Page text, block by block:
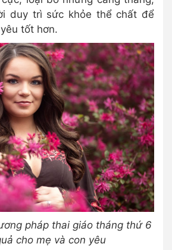
duy trì sức khỏe thể chất để
tốt hơn.
pháp thai giáo tháng thứ 6
cho mẹ và con yêu